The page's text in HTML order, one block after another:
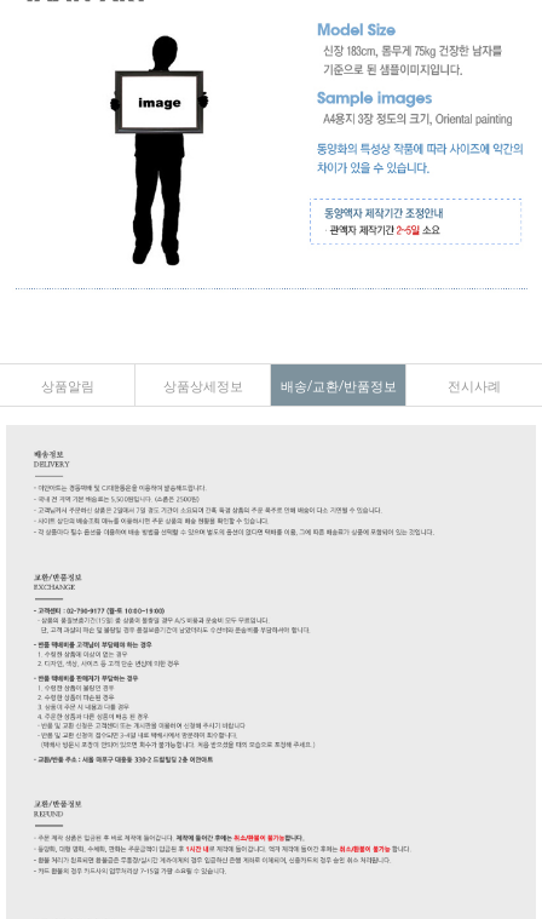
상품알림 상품상세정보 배송/교환/반품정보 전시사례